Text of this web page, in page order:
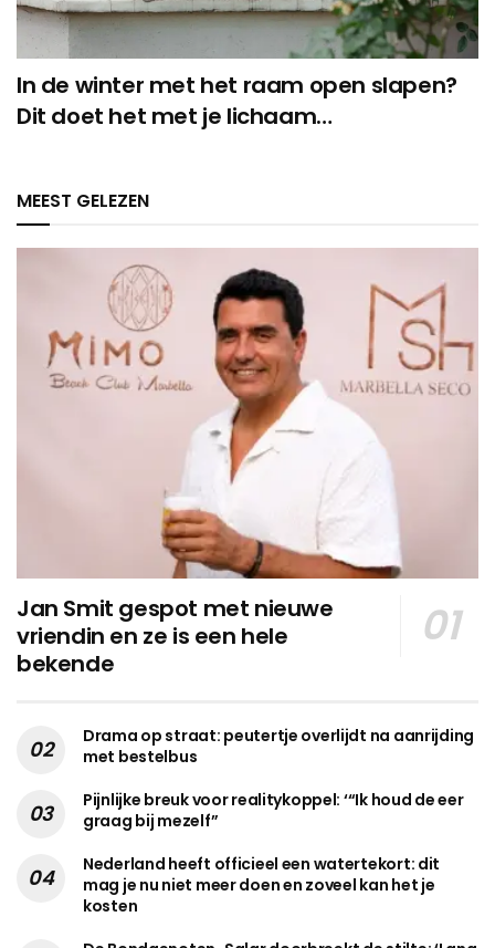
In de winter met het raam open slapen?
Dit doet het met je lichaam…
MEEST GELEZEN
Jan Smit gespot met nieuwe
vriendin en ze is een hele
bekende
Drama op straat: peutertje overlijdt na aanrijding
met bestelbus
Pijnlijke breuk voor realitykoppel: ‘“Ik houd de eer
graag bij mezelf”
Nederland heeft officieel een watertekort: dit
mag je nu niet meer doen en zoveel kan het je
kosten